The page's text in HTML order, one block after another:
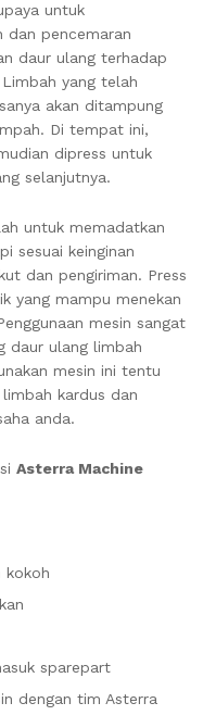
untuk
dan pencemaran
daur ulang terhadap
yang telah
akan ditampung
Di tempat ini,
dipress untuk
selanjutnya.
untuk memadatkan
sesuai keinginan
dan pengiriman. Press
yang mampu menekan
mesin sangat
daur ulang limbah
mesin ini tentu
kardus dan
anda.
Asterra Machine
kokoh
sparepart
dengan tim Asterra